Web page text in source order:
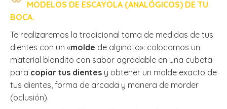
MODELOS DE ESCAYOLA (ANALÓGICOS) DE TU
BOCA.
Te realizaremos la tradicional toma de medidas de tus
dientes con un «molde de alginato»: colocamos un
material blandito con sabor agradable en una cubeta
para copiar tus dientes y obtener un molde exacto de
tus dientes, forma de arcada y manera de morder
(oclusión).